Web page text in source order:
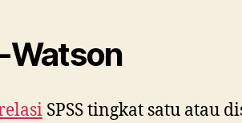
Watson
SPSS tingkat satu atau